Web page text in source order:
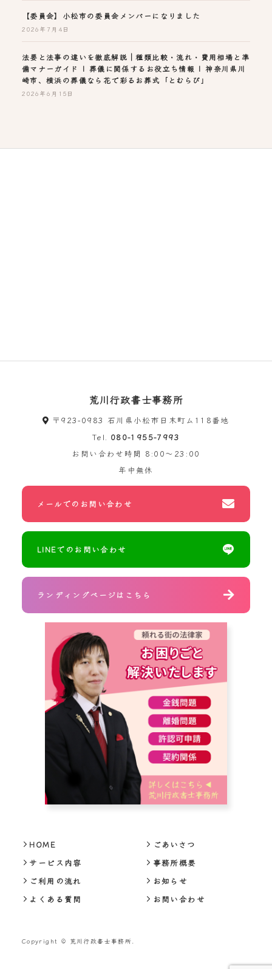
【委員会】小松市の委員会メンバーになりました
2026年7月4日
法要と法事の違いを徹底解説｜種類比較・流れ・費用相場と準
備マナーガイド | 葬儀に関係するお役立ち情報 | 神奈川県川
崎市、横浜の葬儀なら花で彩るお葬式「とむらび」
2026年6月15日
荒川行政書士事務所
〒923-0983 石川県小松市日末町ム118番地
Tel. 080-1955-7993
お問い合わせ時間 8:00～23:00
年中無休
メールでのお問い合わせ
LINEでのお問い合わせ
ランディングページはこちら
HOME
サービス内容
ご利用の流れ
よくある質問
ごあいさつ
事務所概要
お知らせ
お問い合わせ
Copyright © 荒川行政書士事務所.